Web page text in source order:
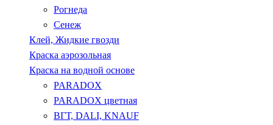
Рогнеда
Сенеж
Клей, Жидкие гвозди
Краска аэрозольная
Краска на водной основе
PARADOX
PARADOX цветная
ВГТ, DALI, KNAUF